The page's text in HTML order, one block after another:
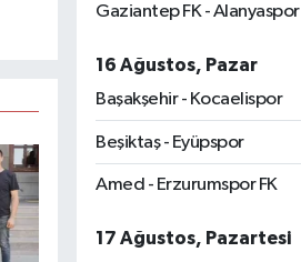
Gaziantep FK - Alanyaspor
16 Ağustos, Pazar
Başakşehir - Kocaelispor
Beşiktaş - Eyüpspor
Amed - Erzurumspor FK
17 Ağustos, Pazartesi